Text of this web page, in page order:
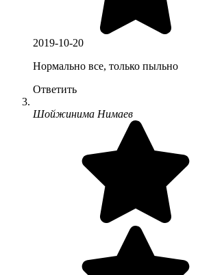
2019-10-20
Нормально все, только пыльно
Ответить
Шойжинима Нимаев